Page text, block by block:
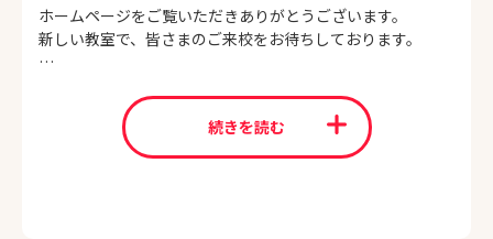
ホームページをご覧いただきありがとうございます。
新しい教室で、皆さまのご来校をお待ちしております。
ぜひお教室まで足を運んでください。
続きを読む